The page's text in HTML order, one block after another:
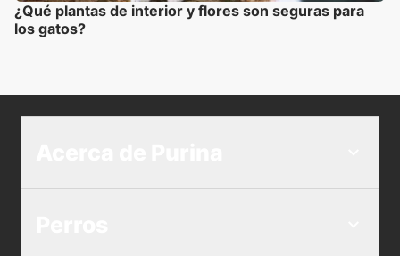
¿Qué plantas de interior y flores son seguras para
los gatos?